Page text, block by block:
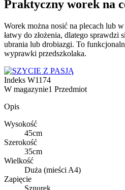
Praktyczny worek na
Worek można nosić na plecach lub
łatwy do złożenia, dlatego sprawdzi
ubrania lub drobiazgi. To
wyprawki przedszkolaka.
Indeks W1174
W magazynie1 Przedmiot
Opis
Wysokość
45cm
Szerokość
35cm
Wielkość
Duża (mieści A4)
Zapięcie
Sznurek